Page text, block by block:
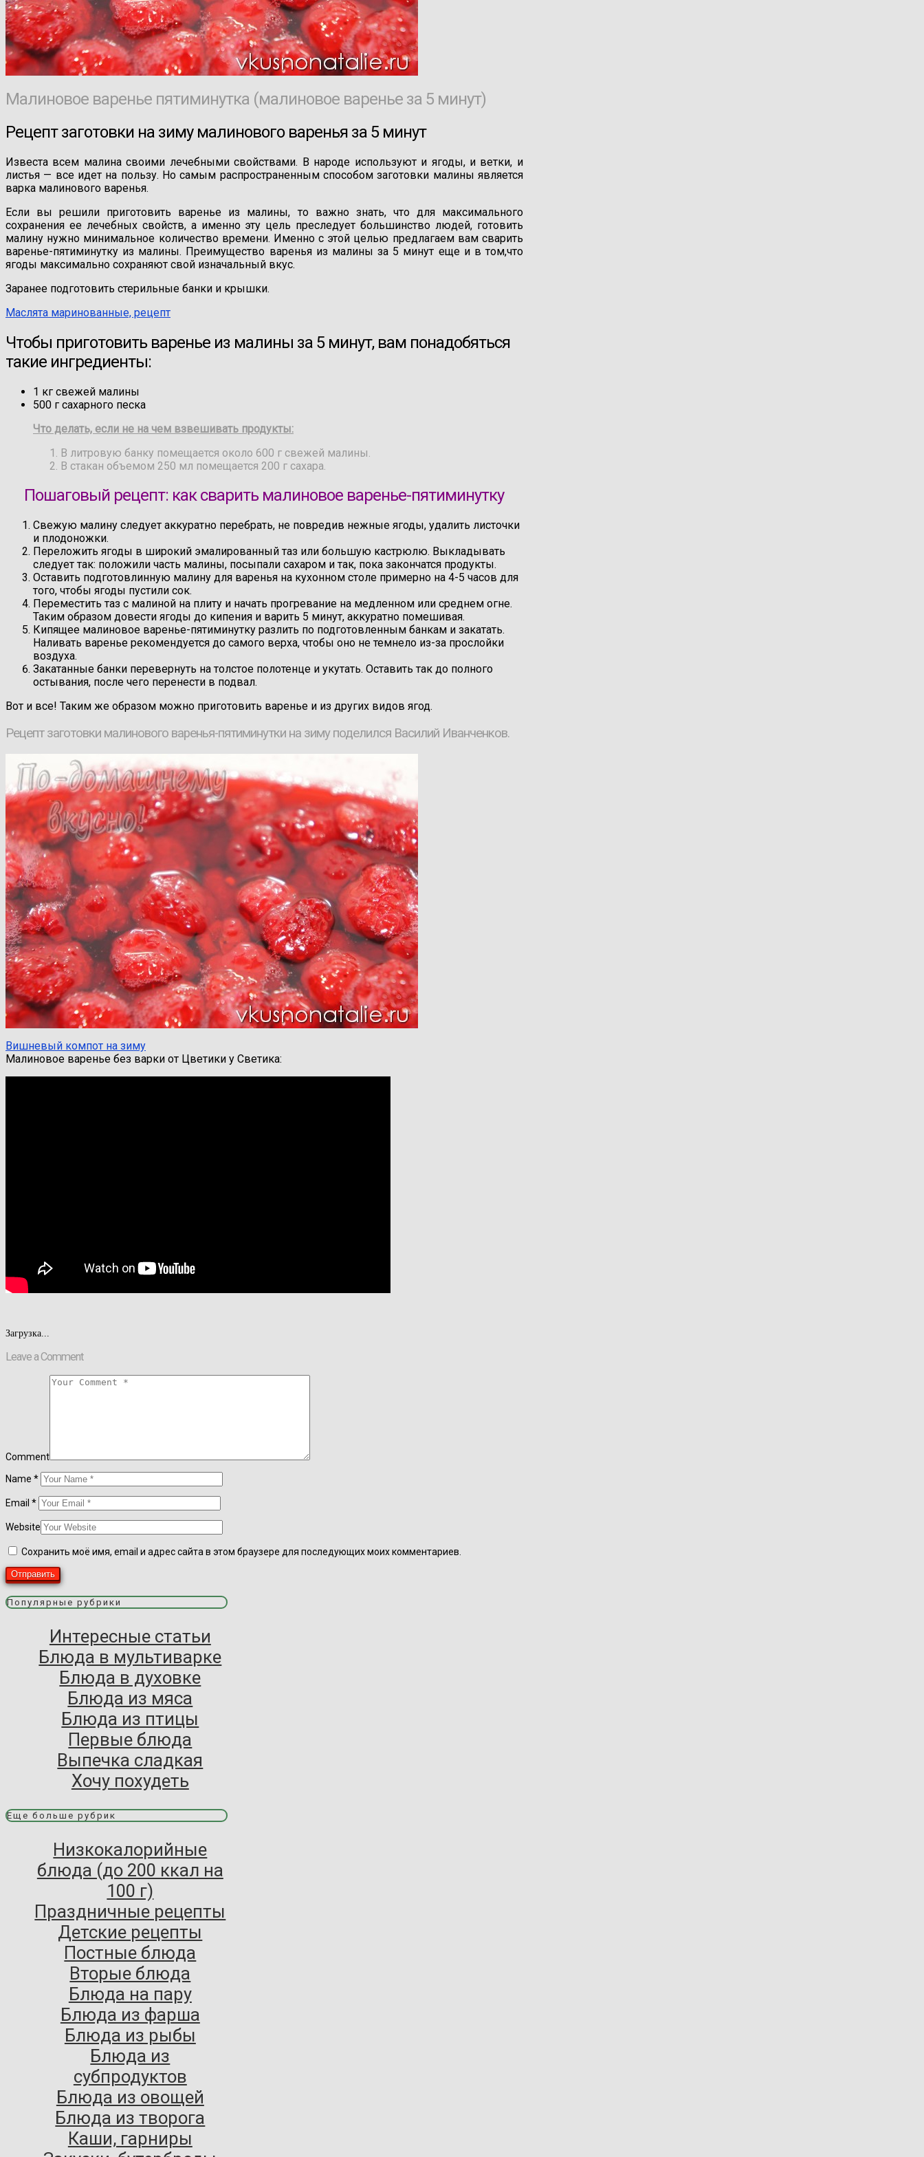
Малиновое варенье пятиминутка (малиновое варенье за 5 минут)
Рецепт заготовки на зиму малинового варенья за 5 минут
Известа всем малина своими лечебными свойствами. В народе используют и ягоды, и ветки, и
листья — все идет на пользу. Но самым распространенным способом заготовки малины является
варка малинового варенья.
Если вы решили приготовить варенье из малины, то важно знать, что для максимального
сохранения ее лечебных свойств, а именно эту цель преследует большинство людей, готовить
малину нужно минимальное количество времени. Именно с этой целью предлагаем вам сварить
варенье-пятиминутку из малины. Преимущество варенья из малины за 5 минут еще и в том,что
ягоды максимально сохраняют свой изначальный вкус.
Заранее подготовить стерильные банки и крышки.
Маслята маринованные, рецепт
Чтобы приготовить варенье из малины за 5 минут, вам понадобяться
такие ингредиенты:
1 кг свежей малины
500 г сахарного песка
Что делать, если не на чем взвешивать продукты:
В литровую банку помещается около 600 г свежей малины.
В стакан объемом 250 мл помещается 200 г сахара.
Пошаговый рецепт: как сварить малиновое варенье-пятиминутку
Свежую малину следует аккуратно перебрать, не повредив нежные ягоды, удалить листочки
и плодоножки.
Переложить ягоды в широкий эмалированный таз или большую кастрюлю. Выкладывать
следует так: положили часть малины, посыпали сахаром и так, пока закончатся продукты.
Оставить подготовлинную малину для варенья на кухонном столе примерно на 4-5 часов для
того, чтобы ягоды пустили сок.
Переместить таз с малиной на плиту и начать прогревание на медленном или среднем огне.
Таким образом довести ягоды до кипения и варить 5 минут, аккуратно помешивая.
Кипящее малиновое варенье-пятиминутку разлить по подготовленным банкам и закатать.
Наливать варенье рекомендуется до самого верха, чтобы оно не темнело из-за прослойки
воздуха.
Закатанные банки перевернуть на толстое полотенце и укутать. Оставить так до полного
остывания, после чего перенести в подвал.
Вот и все! Таким же образом можно приготовить варенье и из других видов ягод.
Рецепт заготовки малинового варенья-пятиминутки на зиму поделился Василий Иванченков.
Вишневый компот на зиму
Малиновое варенье без варки от Цветики у Светика:
Загрузка...
Leave a Comment
Comment
Name *
Email *
Website
Сохранить моё имя, email и адрес сайта в этом браузере для последующих моих комментариев.
Популярные рубрики
Интересные статьи
Блюда в мультиварке
Блюда в духовке
Блюда из мяса
Блюда из птицы
Первые блюда
Выпечка сладкая
Хочу похудеть
Еще больше рубрик
Низкокалорийные
блюда (до 200 ккал на
100 г)
Праздничные рецепты
Детские рецепты
Постные блюда
Вторые блюда
Блюда на пару
Блюда из фарша
Блюда из рыбы
Блюда из
субпродуктов
Блюда из овощей
Блюда из творога
Каши, гарниры